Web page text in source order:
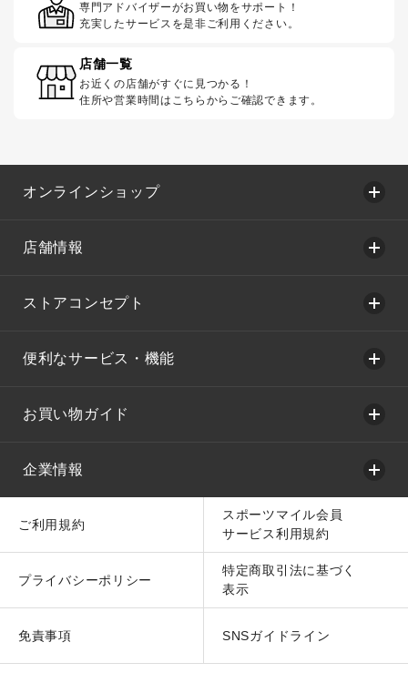
専門アドバイザーがお買い物をサポート！
充実したサービスを是非ご利用ください。
店舗一覧
お近くの店舗がすぐに見つかる！
住所や営業時間はこちらからご確認できます。
オンラインショップ
店舗情報
ストアコンセプト
便利なサービス・機能
お買い物ガイド
企業情報
ご利用規約
スポーツマイル会員
サービス利用規約
プライバシーポリシー
特定商取引法に基づく
表示
免責事項 SNSガイドライン